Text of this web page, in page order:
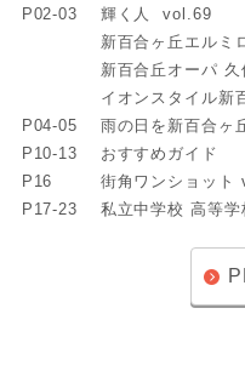
P02-03
輝く人 vol.69
新百合ヶ丘エルミ
新百合丘オーパ 久
イオンスタイル新
P04-05
雨の日を新百合ヶ
P10-13
おすすめガイド
P16
街角ワンショット
P17-23
私立中学校 高等学